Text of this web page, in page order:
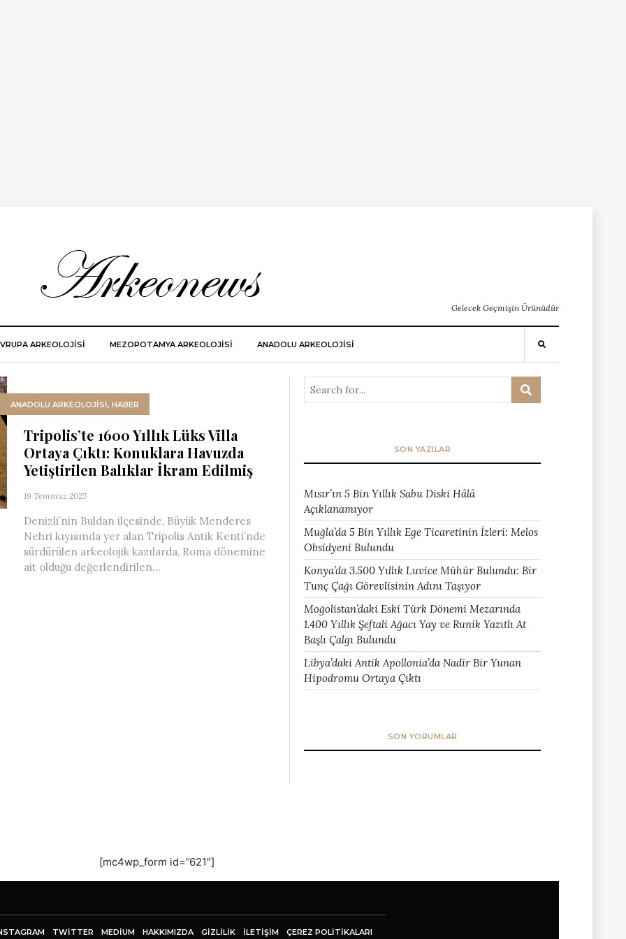
Gelecek Geçmişin Ürünüdür
ARKEOLOJISI MEZOPOTAMYA ARKEOLOJISI ANADOLU ARKEOLOJİSİ
ANADOLU ARKEOLOJİSİ, HABER
Tripolis’te 1600 Yıllık Lüks Villa
Ortaya Çıktı: Konuklara Havuzda
Yetiştirilen Balıklar İkram Edilmiş
19 Temmuz 2025
Denizli’nin Buldan ilçesinde, Büyük Menderes
Nehri kıyısında yer alan Tripolis Antik Kenti’nde
sürdürülen arkeolojik kazılarda, Roma dönemine
ait olduğu değerlendirilen...
SON YAZILAR
Mısır’ın 5 Bin Yıllık Sabu Diski Hâlâ
Açıklanamıyor
Muğla’da 5 Bin Yıllık Ege Ticaretinin İzleri: Melos
Obsidyeni Bulundu
Konya’da 3.500 Yıllık Luvice Mühür Bulundu: Bir
Tunç Çağı Görevlisinin Adını Taşıyor
Moğolistan’daki Eski Türk Dönemi Mezarında
1.400 Yıllık Şeftali Ağacı Yay ve Runik Yazıtlı At
Başlı Çalgı Bulundu
Libya’daki Antik Apollonia’da Nadir Bir Yunan
Hipodromu Ortaya Çıktı
SON YORUMLAR
[mc4wp_form id=”621″]
TWITTER MEDIUM HAKKIMIZDA GİZLİLİK İLETIŞIM ÇEREZ POLITIKALARI